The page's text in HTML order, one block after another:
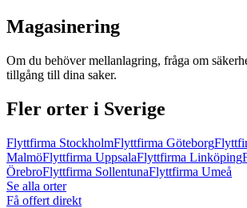
Magasinering
Om du behöver mellanlagring, fråga om
tillgång till dina saker.
Fler orter i Sverige
Flyttfirma StockholmFlyttfirma Göteborg
MalmöFlyttfirma UppsalaFlyttfirma Linköping
ÖrebroFlyttfirma SollentunaFlyttfirma Umeå
Se alla orter
Få offert direkt